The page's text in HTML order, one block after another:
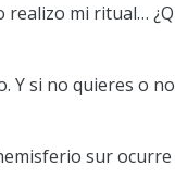
mi ritual…
Y si no quieres o
sur ocurre